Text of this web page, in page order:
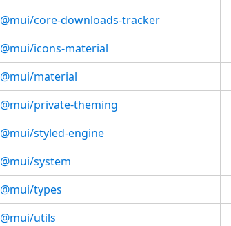
@mui/core-downloads-tracker
@mui/icons-material
@mui/material
@mui/private-theming
@mui/styled-engine
@mui/system
@mui/types
@mui/utils